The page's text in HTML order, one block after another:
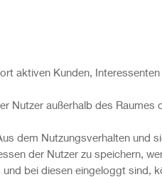
aktiven Kunden,
Nutzer außerhalb des
dem Nutzungsverhalten und
der Nutzer zu speichern,
bei diesen eingeloggt sind,